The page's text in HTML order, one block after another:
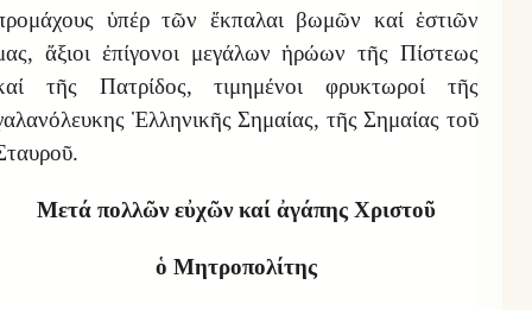
ὑπέρ τῶν ἔκπαλαι βωμῶν καί ἑστιῶν
ἄξιοι ἐπίγονοι μεγάλων ἡρώων τῆς Πίστεως
τῆς Πατρίδος, τιμημένοι φρυκτωροί τῆς
Ἑλληνικῆς Σημαίας, τῆς Σημαίας τοῦ
Μετά πολλῶν εὐχῶν καί ἀγάπης Χριστοῦ
ὁ Μητροπολίτης